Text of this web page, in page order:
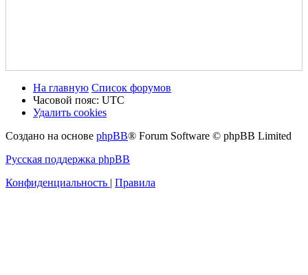
На главную Список форумов
Часовой пояс: UTC
Удалить cookies
Создано на основе phpBB® Forum Software © phpBB Limited
Русская поддержка phpBB
Конфиденциальность | Правила